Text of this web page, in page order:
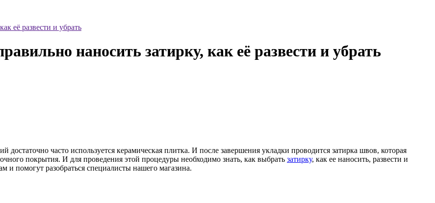
её развести и убрать
наносить затирку, как её развести и убрать
часто используется керамическая плитка. И после завершения укладки проводится затирка швов, которая
покрытия. И для проведения этой процедуры необходимо знать, как выбрать затирку, как ее наносить, развести и
и помогут разобраться специалисты нашего магазина.